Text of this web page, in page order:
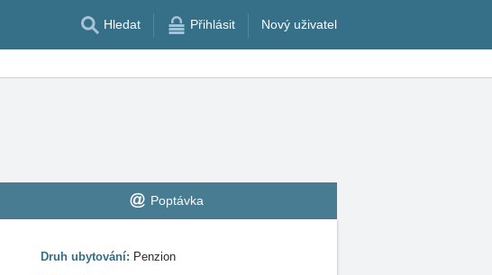
Hledat Přihlásit Nový uživatel
Poptávka
Druh ubytování: Penzion